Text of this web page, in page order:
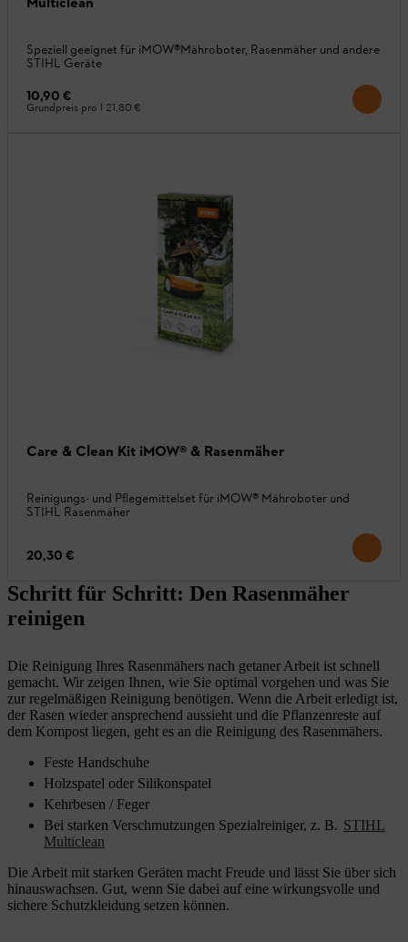
Speziell geeignet für iMOW®Mähroboter, Rasenmäher und andere
STIHL Geräte
10,90 €
Grundpreis pro l 21,80 €
Care & Clean Kit iMOW® & Rasenmäher
Reinigungs- und Pflegemittelset für iMOW® Mähroboter und
STIHL Rasenmäher
20,30 €
Schritt für Schritt: Den Rasenmäher
reinigen
Die Reinigung Ihres Rasenmähers nach getaner Arbeit ist schnell
gemacht. Wir zeigen Ihnen, wie Sie optimal vorgehen und was Sie
zur regelmäßigen Reinigung benötigen. Wenn die Arbeit erledigt ist,
der Rasen wieder ansprechend aussieht und die Pflanzenreste auf
dem Kompost liegen, geht es an die Reinigung des Rasenmähers.
Feste Handschuhe
Holzspatel oder Silikonspatel
Kehrbesen / Feger
Bei starken Verschmutzungen Spezialreiniger, z. B. STIHL
Multiclean
Die Arbeit mit starken Geräten macht Freude und lässt Sie über sich
hinauswachsen. Gut, wenn Sie dabei auf eine wirkungsvolle und
sichere Schutzkleidung setzen können.